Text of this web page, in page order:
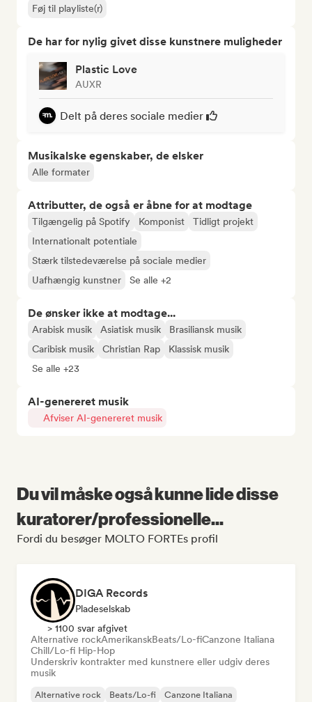
Føj til playliste(r)
De har for nylig givet disse kunstnere muligheder
Plastic Love
AUXR
Delt på deres sociale medier
Musikalske egenskaber, de elsker
Alle formater
Attributter, de også er åbne for at modtage
Tilgængelig på Spotify Komponist
Tidligt projekt
Internationalt potentiale
Stærk tilstedeværelse på sociale medier
Uafhængig kunstner
Se alle +2
De ønsker ikke at modtage...
Arabisk musik Asiatisk musik
Brasiliansk musik
Caribisk musik
Christian Rap
Klassisk musik
Se alle +23
AI-genereret musik
Afviser AI-genereret musik
Du vil måske også kunne lide disse
kuratorer/professionelle...
Fordi du besøger MOLTO FORTEs profil
DIGA Records
Pladeselskab
> 1100 svar afgivet
Alternative rockAmerikanskBeats/Lo-fiCanzone Italiana
Chill/Lo-fi Hip-Hop
Underskriv kontrakter med kunstnere eller udgiv deres
musik
Alternative rock Beats/Lo-fi Canzone Italiana